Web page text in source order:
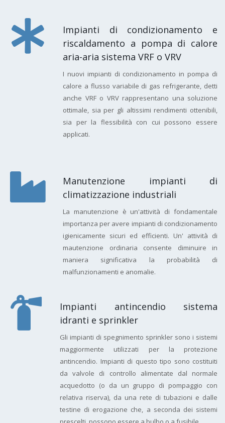
Impianti di condizionamento e
riscaldamento a pompa di calore
aria-aria sistema VRF o VRV
I nuovi impianti di condizionamento in pompa di
calore a flusso variabile di gas refrigerante, detti
anche VRF o VRV rappresentano una soluzione
ottimale, sia per gli altissimi rendimenti ottenibili,
sia per la flessibilità con cui possono essere
applicati.
Manutenzione impianti di
climatizzazione industriali
La manutenzione è un'attività di fondamentale
importanza per avere impianti di condizionamento
igienicamente sicuri ed efficienti. Un' attività di
mautenzione ordinaria consente diminuire in
maniera significativa la probabilità di
malfunzionamenti e anomalie.
Impianti antincendio sistema
idranti e sprinkler
Gli impianti di spegnimento sprinkler sono i sistemi
maggiormente utilizzati per la protezione
antincendio. Impianti di questo tipo sono costituiti
da valvole di controllo alimentate dal normale
acquedotto (o da un gruppo di pompaggio con
relativa riserva), da una rete di tubazioni e dalle
testine di erogazione che, a seconda dei sistemi